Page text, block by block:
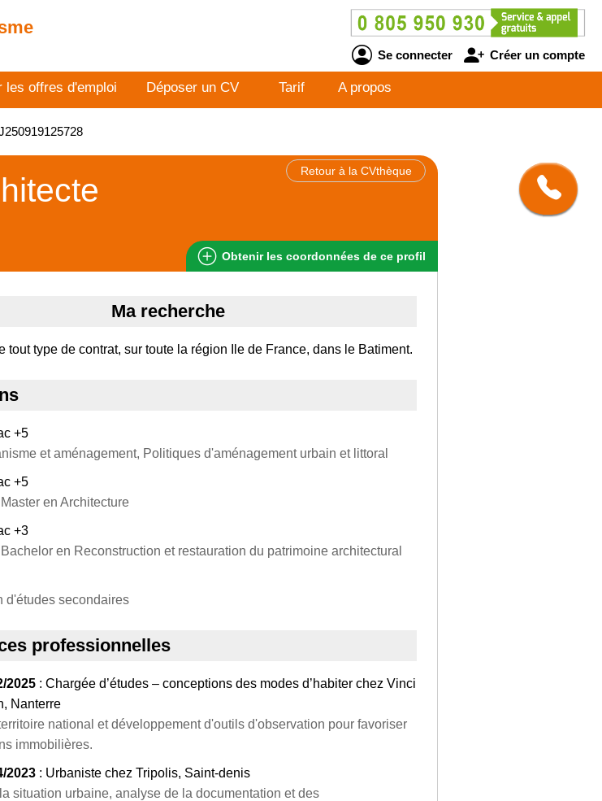
Se connecter Créer un compte
les offres d'emploi Déposer un CV Tarif A propos
Retour à la CVthèque
Obtenir les coordonnées de ce profil
Ma recherche
tout type de contrat, sur toute la région Ile de France, dans le Batiment.
+5
et aménagement, Politiques d'aménagement urbain et littoral
+5
en Architecture
+3
en Reconstruction et restauration du patrimoine architectural
d'études secondaires
professionnelles
2025 : Chargée d’études – conceptions des modes d’habiter chez Vinci
Nanterre
national et développement d'outils d'observation pour favoriser
immobilières.
2023 : Urbaniste chez Tripolis, Saint-denis
situation urbaine, analyse de la documentation et des